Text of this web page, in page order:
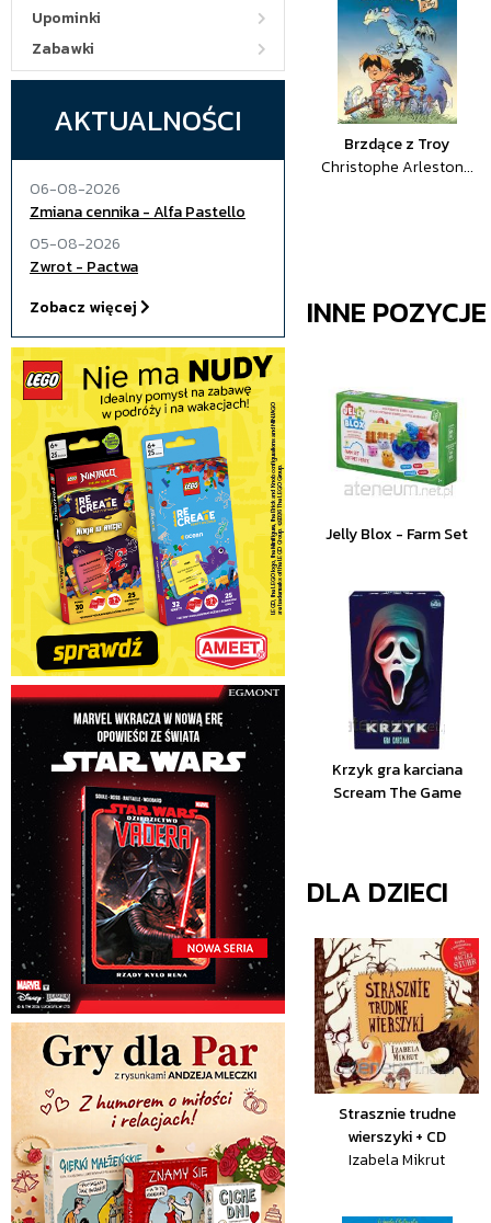
Upominki
Zabawki
AKTUALNOŚCI
06-08-2026
Zmiana cennika - Alfa Pastello
05-08-2026
Zwrot - Pactwa
Zobacz więcej
Brzdące z Troy
Christophe Arleston...
INNE
Jelly Blox - Farm Set
Krzyk gra karciana
Scream The Game
DLA DZIECI
Strasznie trudne
wierszyki + CD
Izabela Mikrut